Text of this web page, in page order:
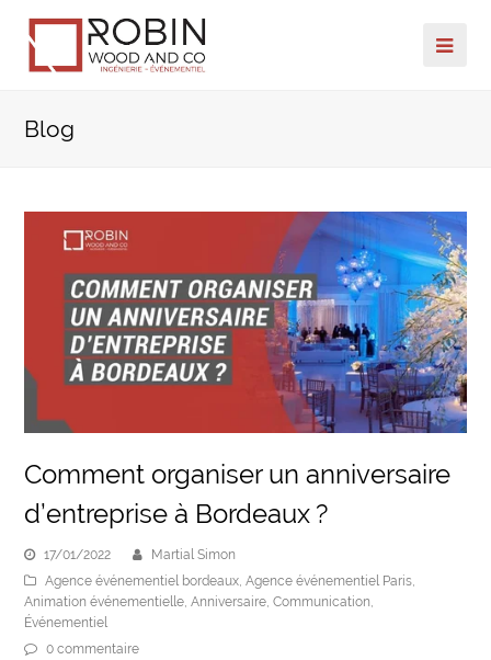
Blog
Comment organiser un anniversaire
d’entreprise à Bordeaux ?
17/01/2022
Martial Simon
Agence événementiel bordeaux ,Agence événementiel Paris
Animation événementielle ,Anniversaire ,Communication
Événementiel
0 commentaire